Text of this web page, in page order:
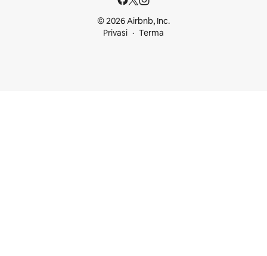
© 2026 Airbnb, Inc.
Privasi
Terma